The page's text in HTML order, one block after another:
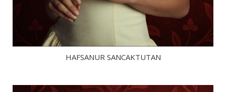
HAFSANUR SANCAKTUTAN